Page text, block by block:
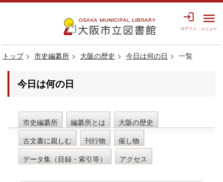
login
ログイン
menu
メニュー
トップ 市史編纂所 大阪の歴史 今日は何の日 一覧
今日は何の日
市史編纂所 編纂所とは
大阪の歴史
古文書に親しむ
刊行物
催し物
データ集（目録・索引等）
アクセス